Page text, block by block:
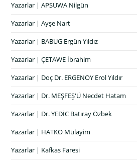
Yazarlar | APSUWA Nilgün
Yazarlar | Ayşe Nart
Yazarlar | BABUG Ergün Yıldız
Yazarlar | ÇETAWE İbrahim
Yazarlar | Doç Dr. ERGENOY Erol Yıldır
Yazarlar | Dr. MEŞFEŞ'Ü Necdet Hatam
Yazarlar | Dr. YEDİC Batıray Özbek
Yazarlar | HATKO Mülayim
Yazarlar | Kafkas Faresi